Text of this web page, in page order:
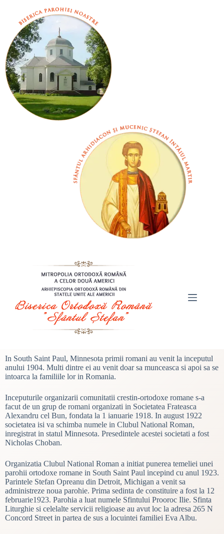
In South Saint Paul, Minnesota primii romani au venit la inceputul
anului 1904. Multi dintre ei au venit doar sa munceasca si apoi sa se
intoarca la familiile lor in Romania.
Inceputurile organizarii comunitatii crestin-ortodoxe romane s-a
facut de un grup de romani organizati in Societatea Frateasca
Alexandru cel Bun, fondata la 1 ianuarie 1918. In august 1922
societatea isi va schimba numele in Clubul National Roman,
inregistrat in statul Minnesota. Presedintele acestei societati a fost
Nicholas Choban.
Organizatia Clubul National Roman a initiat punerea temeliei unei
parohii ortodoxe romane in South Saint Paul incepind cu anul 1923.
Parintele Stefan Opreanu din Detroit, Michigan a venit sa
administreze noua parohie. Prima sedinta de constituire a fost la 12
februarie1923. Parohia a luat numele Sfintului Prooroc Ilie. Sfinta
Liturghie si celelalte servicii religioase au avut loc la adresa 265 N
Concord Street in partea de sus a locuintei familiei Eva Albu.